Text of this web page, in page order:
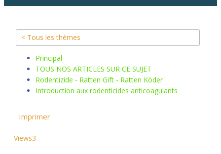
< Tous les thèmes
Principal
TOUS NOS ARTICLES SUR CE SUJET
Rodentizide - Ratten Gift - Ratten Köder
Introduction aux rodenticides anticoagulants
Imprimer
Views3